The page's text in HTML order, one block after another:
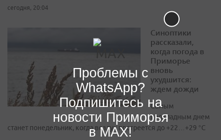
сегодня, 20:04
Синоптики
рассказали,
когда погода в
Приморье
вновь
ухудшится:
ждем дожди
Самым
прохладным днем
станет понедельник, когда воздух прогреется до +22…+29 °С
Проблемы с
WhatsApp?
Подпишитесь на
новости Приморья
в MAX!